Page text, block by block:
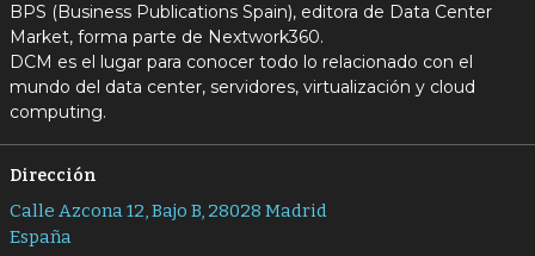
BPS (Business Publications Spain), editora de Data Center
Market, forma parte de Nextwork360.
DCM es el lugar para conocer todo lo relacionado con el
mundo del data center, servidores, virtualización y cloud
computing.
Dirección
Calle Azcona 12, Bajo B, 28028 Madrid
España